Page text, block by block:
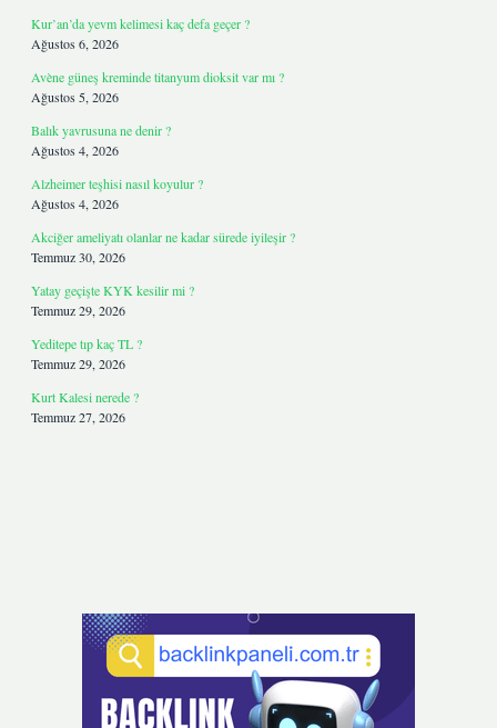
Kur’an’da yevm kelimesi kaç defa geçer ?
Ağustos 6, 2026
Avène güneş kreminde titanyum dioksit var mı ?
Ağustos 5, 2026
Balık yavrusuna ne denir ?
Ağustos 4, 2026
Alzheimer teşhisi nasıl koyulur ?
Ağustos 4, 2026
Akciğer ameliyatı olanlar ne kadar sürede iyileşir ?
Temmuz 30, 2026
Yatay geçişte KYK kesilir mi ?
Temmuz 29, 2026
Yeditepe tıp kaç TL ?
Temmuz 29, 2026
Kurt Kalesi nerede ?
Temmuz 27, 2026